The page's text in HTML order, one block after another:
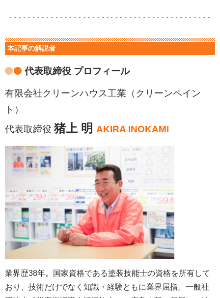
本記事の解説者
代表取締役 プロフィール
有限会社クリーンハウス工業（クリーンペイン
ト）
代表取締役 猪上 明 AKIRA INOKAMI
業界歴38年。国家資格である塗装技能士の資格を所有して
おり、技術だけでなく知識・経験ともに業界屈指。一般社